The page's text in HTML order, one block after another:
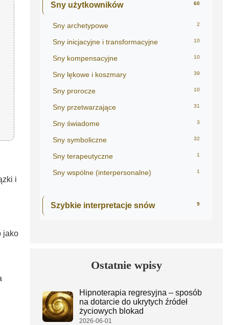
i
jako
Sny użytkowników 60
Sny archetypowe 2
Sny inicjacyjne i transformacyjne 10
Sny kompensacyjne 10
Sny lękowe i koszmary 39
Sny prorocze 10
Sny przetwarzające 31
Sny świadome 3
Sny symboliczne 32
Sny terapeutyczne 1
Sny wspólne (interpersonalne) 1
Szybkie interpretacje snów 9
Ostatnie wpisy
Hipnoterapia regresyjna – sposób
na dotarcie do ukrytych źródeł
życiowych blokad
2026-06-01